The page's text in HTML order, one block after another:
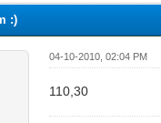
:)
04-10-2010, 02:04 PM
110,30